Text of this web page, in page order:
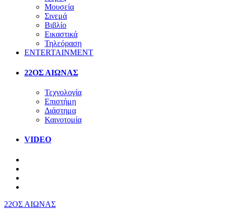
Μουσεία
Σινεμά
Βιβλίο
Εικαστικά
Τηλεόραση
ENTERTAINMENT
22ΟΣ ΑΙΩΝΑΣ
Τεχνολογία
Επιστήμη
Διάστημα
Καινοτομία
VIDEO
22ΟΣ ΑΙΩΝΑΣ